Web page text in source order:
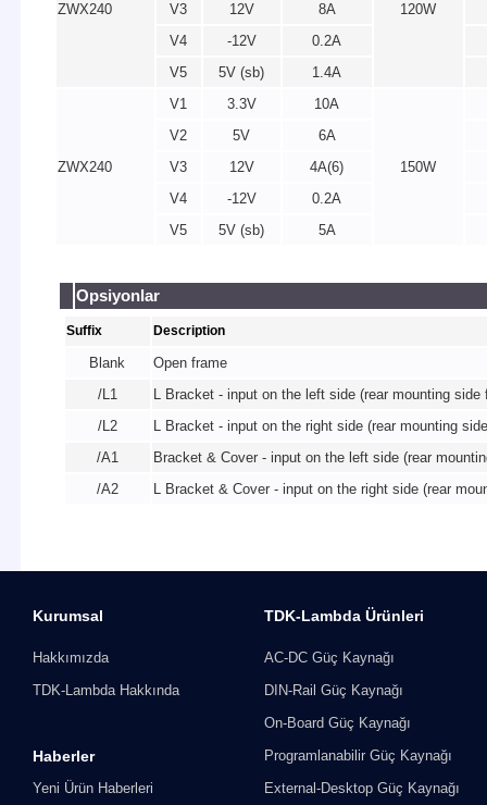
ZWX240 120W
V3
12V
8A
V4
-12V
0.2A
V5
5V (sb) 1.4A
ZWX240
V1 3.3V 10A
150W
V2 5V
6A
V3
12V
4A(6)
V4
-12V
0.2A
V5
5V (sb) 5A
Opsiyonlar
Suffix Description
Blank
Open frame
/L1
L Bracket - input on the left side (rear mounting side
/L2
L Bracket - input on the right side (rear mounting
/A1
Bracket & Cover - input on the left side (rear
/A2
L Bracket & Cover - input on the right side (rear
Kurumsal TDK-Lambda Ürünleri
Hakkımızda
AC-DC Güç Kaynağı
TDK-Lambda Hakkında
DIN-Rail Güç Kaynağı
On-Board Güç Kaynağı
Haberler
Programlanabilir Güç Kaynağı
Yeni Ürün Haberleri
External-Desktop Güç Kaynağı